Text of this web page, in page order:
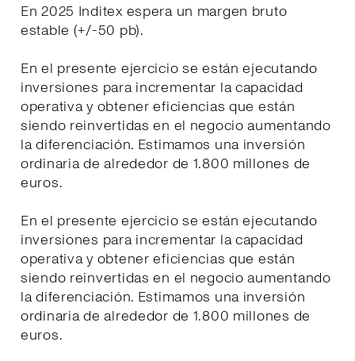
En 2025 Inditex espera un margen bruto
estable (+/-50 pb).
En el presente ejercicio se están ejecutando
inversiones para incrementar la capacidad
operativa y obtener eficiencias que están
siendo reinvertidas en el negocio aumentando
la diferenciación. Estimamos una inversión
ordinaria de alrededor de 1.800 millones de
euros.
En el presente ejercicio se están ejecutando
inversiones para incrementar la capacidad
operativa y obtener eficiencias que están
siendo reinvertidas en el negocio aumentando
la diferenciación. Estimamos una inversión
ordinaria de alrededor de 1.800 millones de
euros.